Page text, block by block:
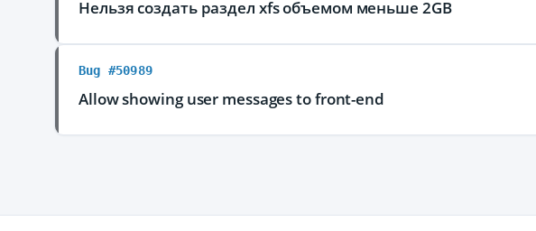
Нельзя создать раздел xfs объемом меньше 2GB
Bug #50989
Allow showing user messages to front-end